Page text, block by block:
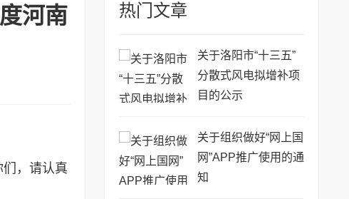
河南
，请认真
热门文章
关于洛阳市“十三五”
分散式风电拟增补项
目的公示
关于组织做好“网上国
网”APP推广使用的通
知